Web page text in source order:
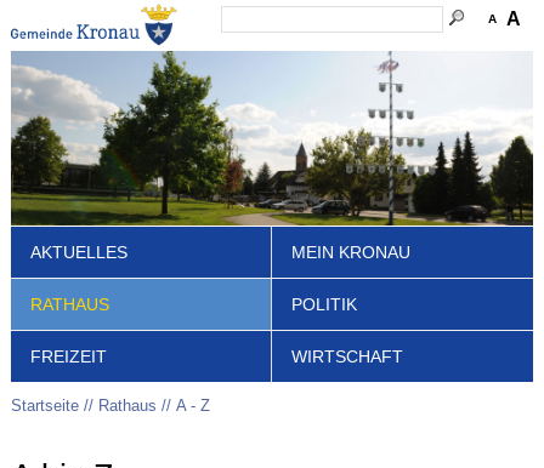
A A
AKTUELLES MEIN KRONAU
RATHAUS POLITIK
FREIZEIT WIRTSCHAFT
Startseite Rathaus A - Z